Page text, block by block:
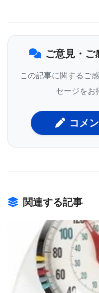
ますが、その治療応用
しています。現在の
ーチまたはin vivo（体
います。Cas9や
システムは、単一の
本研究では、Cas9の
価について述べてい
ト、ガイドRNA、また
集、エピジェネティ
わない編集技術のた
ドのための十分なスペ
NanoCas™システムの
CRISPRバリアントの
ご意見・ご
この記事に関するご
セージをお
コメ
関連する記事